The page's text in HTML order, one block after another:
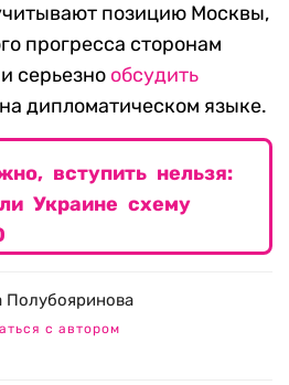
позицию Москвы,
прогресса сторонам
серьезно обсудить
дипломатическом языке.
вступить нельзя:
Украине схему
Полубояринова
с автором